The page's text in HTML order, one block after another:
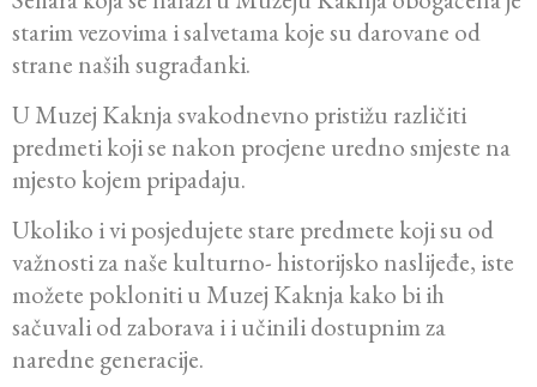
starim vezovima i salvetama koje su darovane od
strane naših sugrađanki.
U Muzej Kaknja svakodnevno pristižu različiti
predmeti koji se nakon procjene uredno smjeste na
mjesto kojem pripadaju.
Ukoliko i vi posjedujete stare predmete koji su od
važnosti za naše kulturno- historijsko naslijeđe, iste
možete pokloniti u Muzej Kaknja kako bi ih
sačuvali od zaborava i i učinili dostupnim za
naredne generacije.